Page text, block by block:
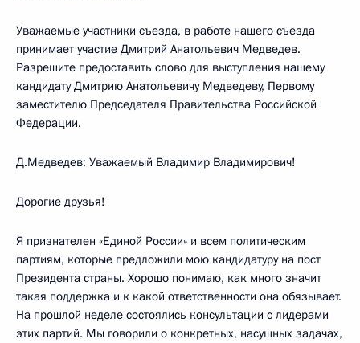
Уважаемые участники съезда, в работе нашего съезда
принимает участие Дмитрий Анатольевич Медведев.
Разрешите предоставить слово для выступления нашему
кандидату Дмитрию Анатольевичу Медведеву, Первому
заместителю Председателя Правительства Российской
Федерации.
Д.Медведев: Уважаемый Владимир Владимирович!
Дорогие друзья!
Я признателен «Единой России» и всем политическим
партиям, которые предложили мою кандидатуру на пост
Президента страны. Хорошо понимаю, как много значит
такая поддержка и к какой ответственности она обязывает.
На прошлой неделе состоялись консультации с лидерами
этих партий. Мы говорили о конкретных, насущных задачах,